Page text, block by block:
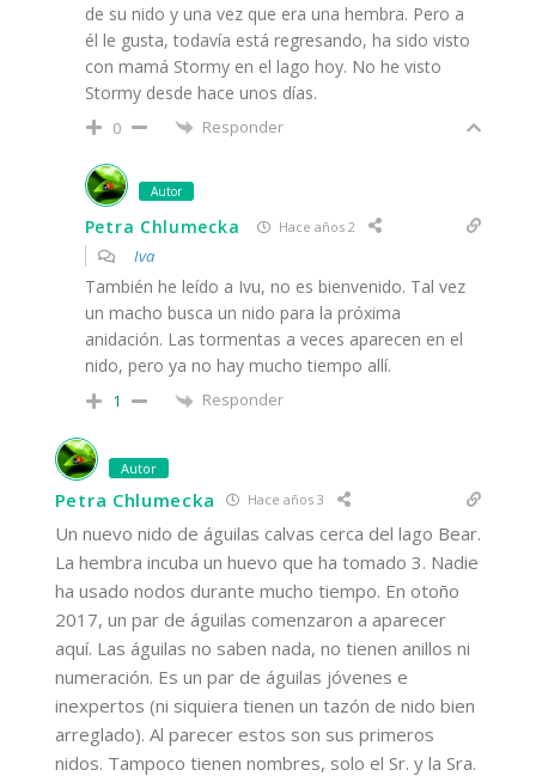
de su nido y una vez que era una hembra. Pero a
él le gusta, todavía está regresando, ha sido visto
con mamá Stormy en el lago hoy. No he visto
Stormy desde hace unos días.
0 Responder
Autor
Petra Chlumecka Hace años 2
Iva
También he leído a Ivu, no es bienvenido. Tal vez
un macho busca un nido para la próxima
anidación. Las tormentas a veces aparecen en el
nido, pero ya no hay mucho tiempo allí.
1 Responder
Autor
Petra Chlumecka Hace años 3
Un nuevo nido de águilas calvas cerca del lago Bear.
La hembra incuba un huevo que ha tomado 3. Nadie
ha usado nodos durante mucho tiempo. En otoño
2017, un par de águilas comenzaron a aparecer
aquí. Las águilas no saben nada, no tienen anillos ni
numeración. Es un par de águilas jóvenes e
inexpertos (ni siquiera tienen un tazón de nido bien
arreglado). Al parecer estos son sus primeros
nidos. Tampoco tienen nombres, solo el Sr. y la Sra.